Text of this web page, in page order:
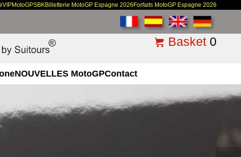
VIPMotoGPSBKBilletterie MotoGP Espagne 2026 Forfaits MotoGP Espagne 2026
Basket 0
NOUVELLES MotoGPContact